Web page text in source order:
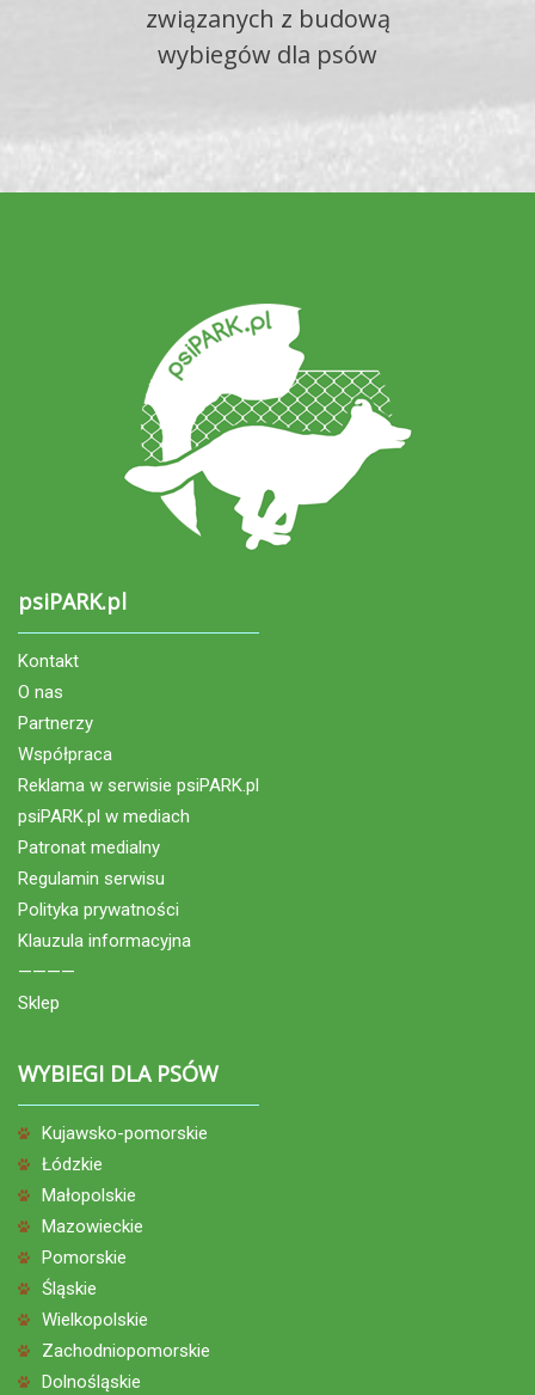
związanych z budową
wybiegów dla psów
psiPARK.pl
Kontakt
O nas
Partnerzy
Współpraca
Reklama w serwisie psiPARK.pl
psiPARK.pl w mediach
Patronat medialny
Regulamin serwisu
Polityka prywatności
Klauzula informacyjna
————
Sklep
WYBIEGI DLA PSÓW
Kujawsko-pomorskie
Łódzkie
Małopolskie
Mazowieckie
Pomorskie
Śląskie
Wielkopolskie
Zachodniopomorskie
Dolnośląskie